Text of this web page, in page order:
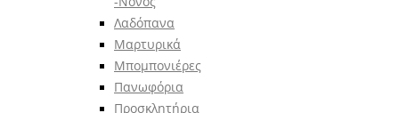
Λαδόπανα
Μαρτυρικά
Μπομπονιέρες
Πανωφόρια
Προσκλητήρια